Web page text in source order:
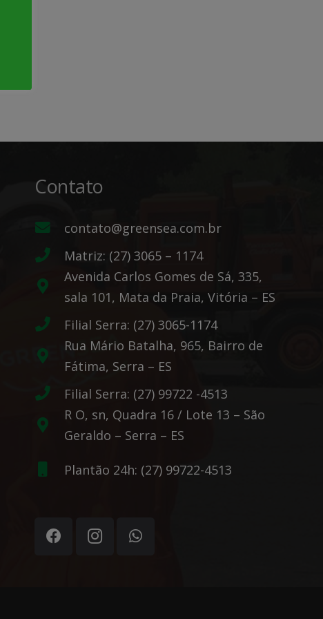
Contato
contato@greensea.com.br
Matriz: (27) 3065 – 1174
Avenida Carlos Gomes de Sá, 335,
sala 101, Mata da Praia, Vitória – ES
Filial Serra: (27) 3065-1174
Rua Mário Batalha, 965, Bairro de
Fátima, Serra – ES
Filial Serra: (27) 99722 -4513
R O, sn, Quadra 16 / Lote 13 – São
Geraldo – Serra – ES
Plantão 24h: (27) 99722-4513